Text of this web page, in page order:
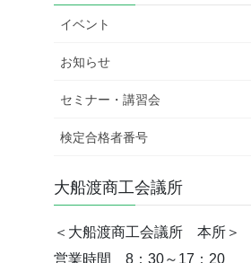
イベント
お知らせ
セミナー・講習会
検定合格者番号
大船渡商工会議所
＜大船渡商工会議所 本所＞
営業時間 8：30～17：20